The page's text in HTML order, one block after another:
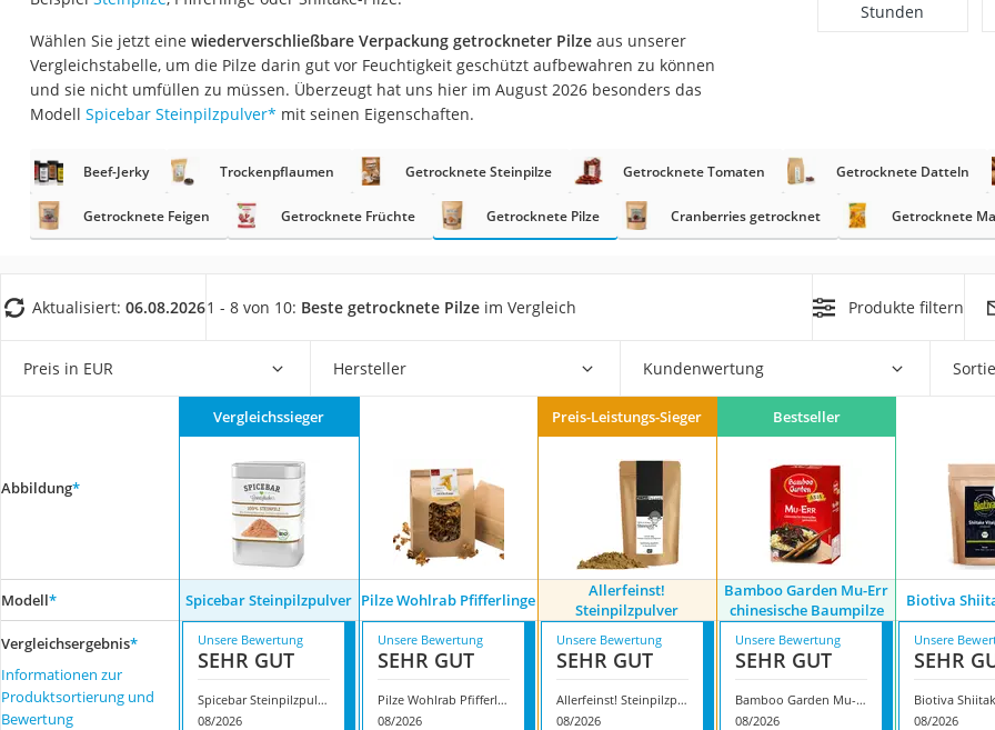
Honig
Gemüsebrühe
Eiskaffee-Pulver
Grapefruitkernextrakt
Matcha-Set
Trüffelöl
Erythrit
Müsli ohne Zuckerzusatz
Wählen Sie jetzt eine wiederverschließbare Verpackung getrockneter Pilze aus unserer
Vergleichstabelle, um die Pilze darin gut vor Feuchtigkeit geschützt aufbewahren zu können
und sie nicht umfüllen zu müssen. Überzeugt hat uns hier im August 2026 besonders das
Modell Spicebar Steinpilzpulver* mit seinen Eigenschaften.
Stunden
Beef-Jerky Trockenpflaumen Getrocknete Steinpilze Getrocknete Tomaten Getrocknete Datteln
Getrocknete Feigen Getrocknete Früchte Getrocknete Pilze Cranberries getrocknet Getrocknete
Aktualisiert: 06.08.20261 - 8 von 10: Beste getrocknete Pilze im Vergleich Produkte filtern
Preis in EUR Hersteller Kundenwertung
Abbildung*
Vergleichssieger Preis-Leistungs-Sieger Bestseller
Modell* Spicebar Steinpilzpulver Pilze Wohlrab Pfifferlinge
Allerfeinst!
Steinpilzpulver
Bamboo Garden Mu-Err
chinesische Baumpilze
Biotiva
Vergleichsergebnis*
Informationen zur
Produktsortierung und
Bewertung
Unsere Bewertung
SEHR GUT
Spicebar Steinpilzpulver
08/2026
Unsere Bewertung
SEHR GUT
Pilze Wohlrab Pfifferlinge
08/2026
Unsere Bewertung
SEHR GUT
Allerfeinst! Steinpilzpulver
08/2026
Unsere Bewertung
SEHR GUT
Bamboo Garden Mu-Err chinesische Baumpilze
08/2026
Unsere
SEHR
Biotiva
08/2026